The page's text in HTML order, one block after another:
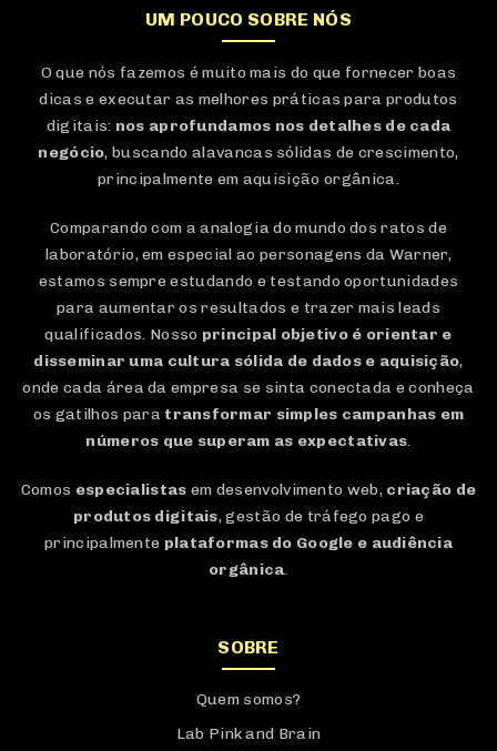
UM POUCO SOBRE NÓS
O que nós fazemos é muito mais do que fornecer boas
dicas e executar as melhores práticas para produtos
digitais: nos aprofundamos nos detalhes de cada
negócio, buscando alavancas sólidas de crescimento,
principalmente em aquisição orgânica.
Comparando com a analogia do mundo dos ratos de
laboratório, em especial ao personagens da Warner,
estamos sempre estudando e testando oportunidades
para aumentar os resultados e trazer mais leads
qualificados. Nosso principal objetivo é orientar e
disseminar uma cultura sólida de dados e aquisição,
onde cada área da empresa se sinta conectada e conheça
os gatilhos para transformar simples campanhas em
números que superam as expectativas.
Comos especialistas em desenvolvimento web, criação de
produtos digitais, gestão de tráfego pago e
principalmente plataformas do Google e audiência
orgânica.
SOBRE
Quem somos?
Lab Pink and Brain